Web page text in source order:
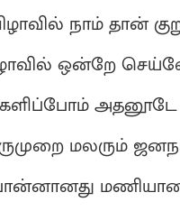
நாம் தான்
ஒன்றே
மலரும்